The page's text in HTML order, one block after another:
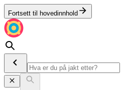
Fortsett til hovedinnhold